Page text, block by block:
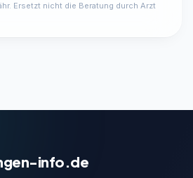
Ersetzt nicht die Beratung durch Arzt
info.de